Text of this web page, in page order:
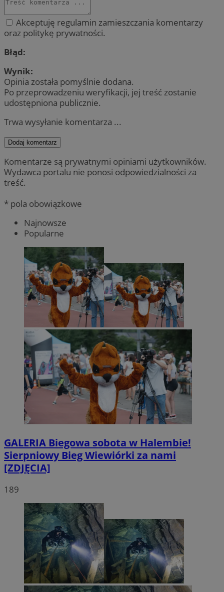
Akceptuję regulamin zamieszczania komentarzy
oraz politykę prywatności.
Błąd:
Wynik:
Opinia została pomyślnie dodana.
Po przeprowadzeniu weryfikacji, jej treść zostanie
udostępniona publicznie.
Trwa wysyłanie komentarza ...
Dodaj komentarz
Komentarze są prywatnymi opiniami użytkowników.
Wydawca portalu nie ponosi odpowiedzialności za
treść.
* pola obowiązkowe
Najnowsze
Popularne
GALERIA Biegowa sobota w Halembie!
Sierpniowy Bieg Wiewiórki za nami
[ZDJĘCIA]
189